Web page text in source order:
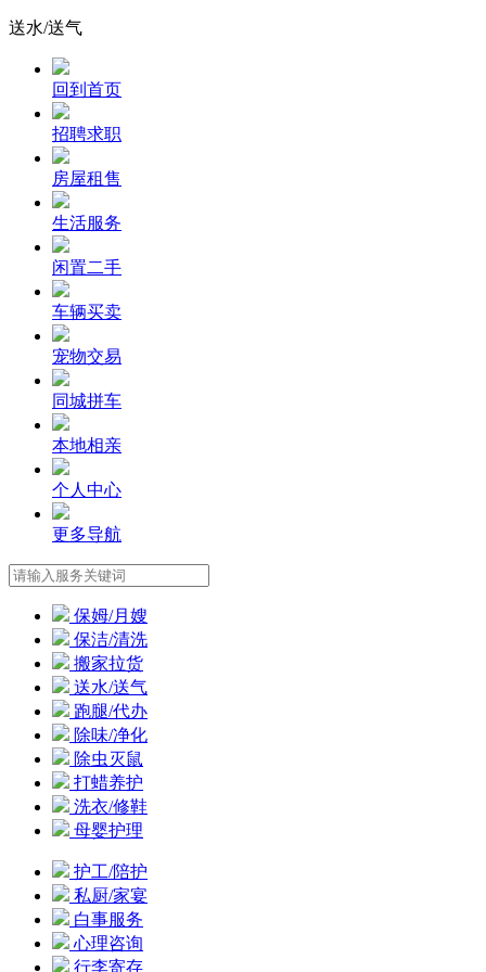
送水/送气
回到首页
招聘求职
房屋租售
生活服务
闲置二手
车辆买卖
宠物交易
同城拼车
本地相亲
个人中心
更多导航
保姆/月嫂
保洁/清洗
搬家拉货
送水/送气
跑腿/代办
除味/净化
除虫灭鼠
打蜡养护
洗衣/修鞋
母婴护理
护工/陪护
私厨/家宴
白事服务
心理咨询
行李寄存